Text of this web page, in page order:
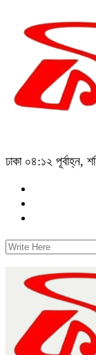
ঢাকা ০৪:১২ পূর্বাহ্ন,